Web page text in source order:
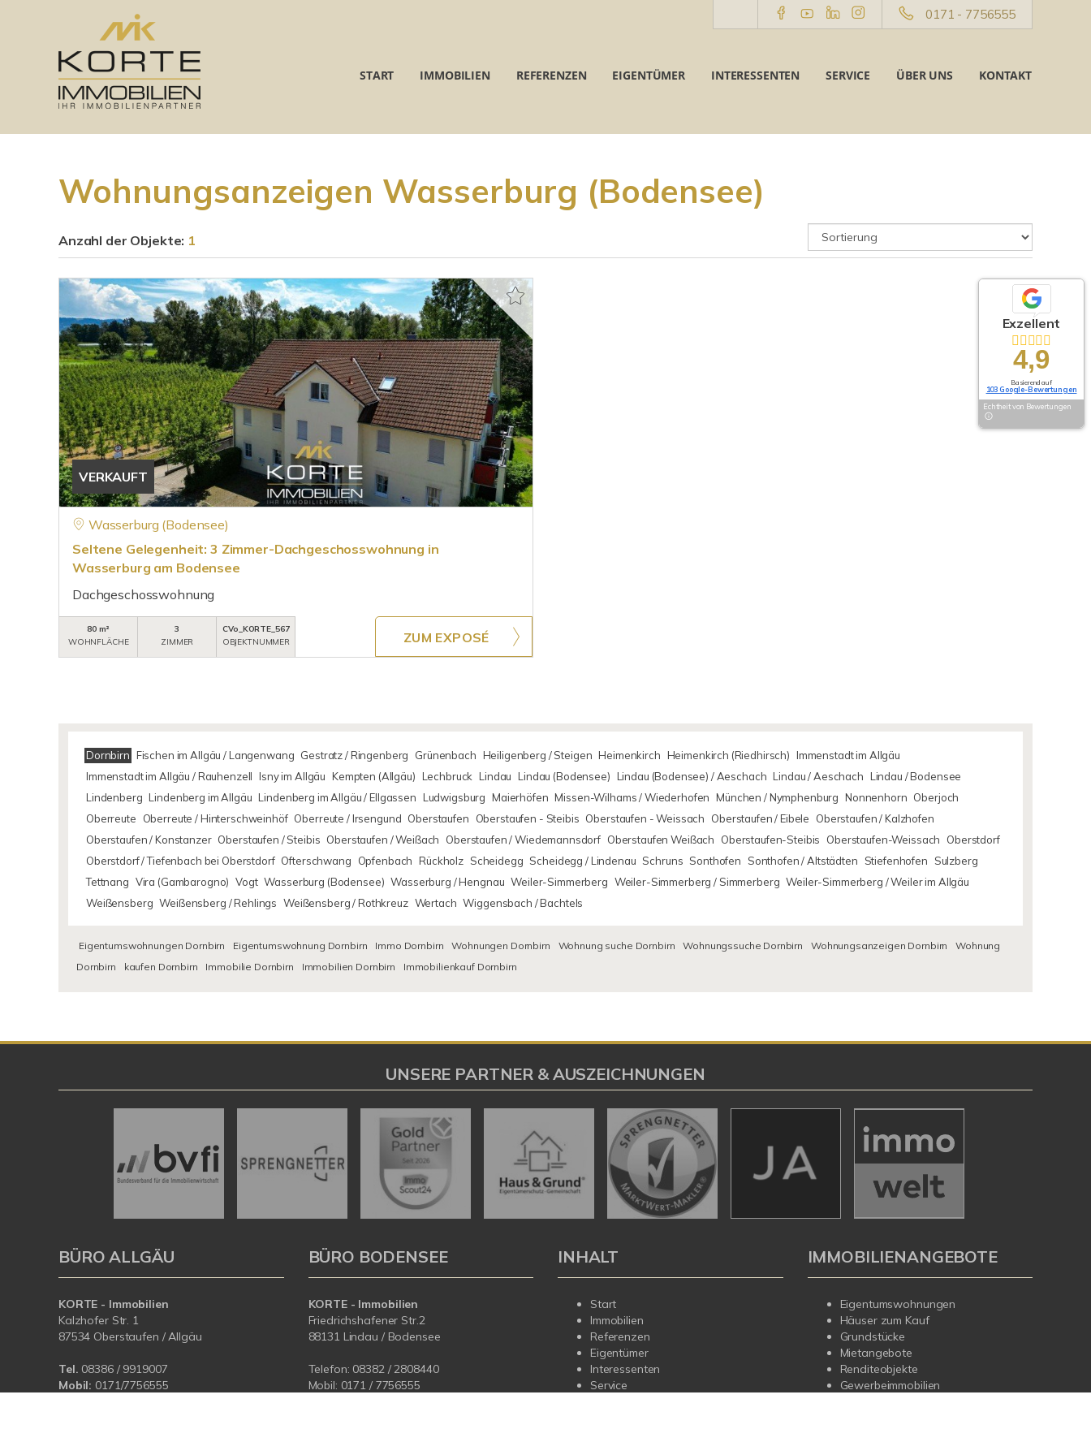
0171 - 7756555
START IMMOBILIEN REFERENZEN EIGENTÜMER INTERESSENTEN SERVICE ÜBER UNS KONTAKT
Wohnungsanzeigen Wasserburg (Bodensee)
Anzahl der Objekte: 1
VERKAUFT
Wasserburg (Bodensee)
Seltene Gelegenheit: 3 Zimmer-Dachgeschosswohnung in
Wasserburg am Bodensee
Dachgeschosswohnung
80 m²
WOHNFLÄCHE
3
ZIMMER
CVo_KORTE_567
OBJEKTNUMMER
ZUM EXPOSÉ
Dornbirn Fischen im Allgäu / Langenwang Gestratz / Ringenberg Grünenbach Heiligenberg / Steigen Heimenkirch Heimenkirch (Riedhirsch) Immenstadt im Allgäu
Immenstadt im Allgäu / Rauhenzell Isny im Allgäu Kempten (Allgäu) Lechbruck Lindau Lindau (Bodensee) Lindau (Bodensee) / Aeschach Lindau / Aeschach Lindau / Bodensee
Lindenberg Lindenberg im Allgäu Lindenberg im Allgäu / Ellgassen Ludwigsburg Maierhöfen Missen-Wilhams / Wiederhofen München / Nymphenburg Nonnenhorn Oberjoch
Oberreute
Oberreute / Hinterschweinhöf Oberreute / Irsengund Oberstaufen Oberstaufen - Steibis Oberstaufen - Weissach Oberstaufen / Eibele
Oberstaufen / Kalzhofen
Oberstaufen / Konstanzer Oberstaufen / Steibis Oberstaufen / Weißach Oberstaufen / Wiedemannsdorf Oberstaufen Weißach Oberstaufen-Steibis Oberstaufen-Weissach
Oberstdorf
Oberstdorf / Tiefenbach bei Oberstdorf Ofterschwang Opfenbach Rückholz Scheidegg Scheidegg / Lindenau Schruns Sonthofen Sonthofen / Altstädten Stiefenhofen
Sulzberg
Tettnang Vira (Gambarogno) Vogt Wasserburg (Bodensee) Wasserburg / Hengnau Weiler-Simmerberg Weiler-Simmerberg / Simmerberg Weiler-Simmerberg / Weiler im Allgäu
Weißensberg Weißensberg / Rehlings Weißensberg / Rothkreuz Wertach Wiggensbach / Bachtels
Eigentumswohnungen Dornbirn Eigentumswohnung Dornbirn Immo Dornbirn Wohnungen Dornbirn Wohnung suche Dornbirn Wohnungssuche Dornbirn Wohnungsanzeigen Dornbirn
Wohnung
Dornbirn
kaufen Dornbirn Immobilie Dornbirn Immobilien Dornbirn Immobilienkauf Dornbirn
Exzellent
4,9
Basierend auf
103 Google-Bewertungen
Echtheit von Bewertungen
UNSERE PARTNER & AUSZEICHNUNGEN
BÜRO ALLGÄU
KORTE - Immobilien
Kalzhofer Str. 1
87534 Oberstaufen / Allgäu
Tel. 08386 / 9919007
Mobil: 0171/7756555
BÜRO BODENSEE
KORTE - Immobilien
Friedrichshafener Str.2
88131 Lindau / Bodensee
Telefon: 08382 / 2808440
Mobil: 0171 / 7756555
INHALT
Start
Immobilien
Referenzen
Eigentümer
Interessenten
Service
IMMOBILIENANGEBOTE
Eigentumswohnungen
Häuser zum Kauf
Grundstücke
Mietangebote
Renditeobjekte
Gewerbeimmobilien